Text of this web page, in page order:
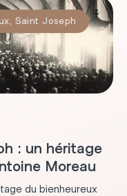
Saint Joseph
: un héritage
Moreau
du bienheureux